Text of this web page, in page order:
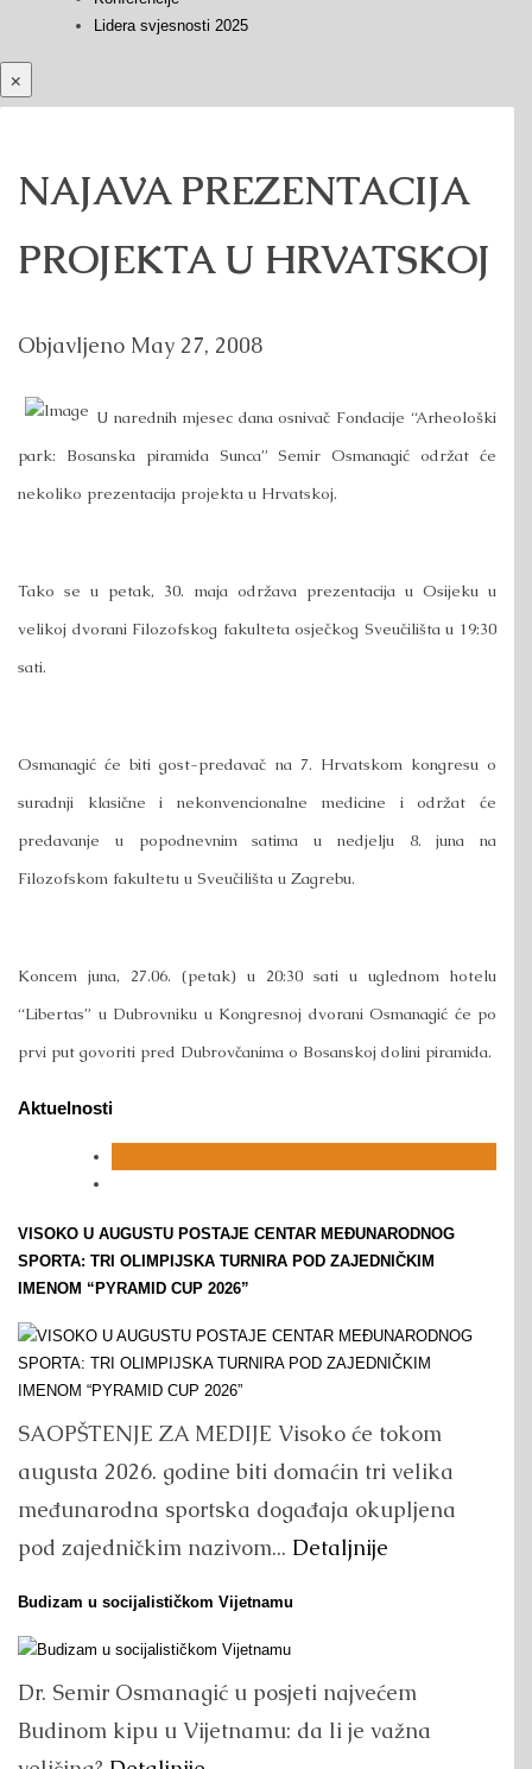
Lidera svjesnosti 2025
×
NAJAVA PREZENTACIJA
PROJEKTA U HRVATSKOJ
Objavljeno May 27, 2008
U narednih mjesec dana osnivač Fondacije “Arheološki
park: Bosanska piramida Sunca” Semir Osmanagić održat će
nekoliko prezentacija projekta u Hrvatskoj.
Tako se u petak, 30. maja održava prezentacija u Osijeku u
velikoj dvorani Filozofskog fakulteta osječkog Sveučilišta u 19:30
sati.
Osmanagić će biti gost-predavač na 7. Hrvatskom kongresu o
suradnji klasične i nekonvencionalne medicine i održat će
predavanje u popodnevnim satima u nedjelju 8. juna na
Filozofskom fakultetu u Sveučilišta u Zagrebu.
Koncem juna, 27.06. (petak) u 20:30 sati u uglednom hotelu
“Libertas” u Dubrovniku u Kongresnoj dvorani Osmanagić će po
prvi put govoriti pred Dubrovčanima o Bosanskoj dolini piramida.
Aktuelnosti
VISOKO U AUGUSTU POSTAJE CENTAR MEĐUNARODNOG
SPORTA: TRI OLIMPIJSKA TURNIRA POD ZAJEDNIČKIM
IMENOM “PYRAMID CUP 2026”
SAOPŠTENJE ZA MEDIJE Visoko će tokom
augusta 2026. godine biti domaćin tri velika
međunarodna sportska događaja okupljena
pod zajedničkim nazivom... Detaljnije
Budizam u socijalističkom Vijetnamu
Dr. Semir Osmanagić u posjeti najvećem
Budinom kipu u Vijetnamu: da li je važna